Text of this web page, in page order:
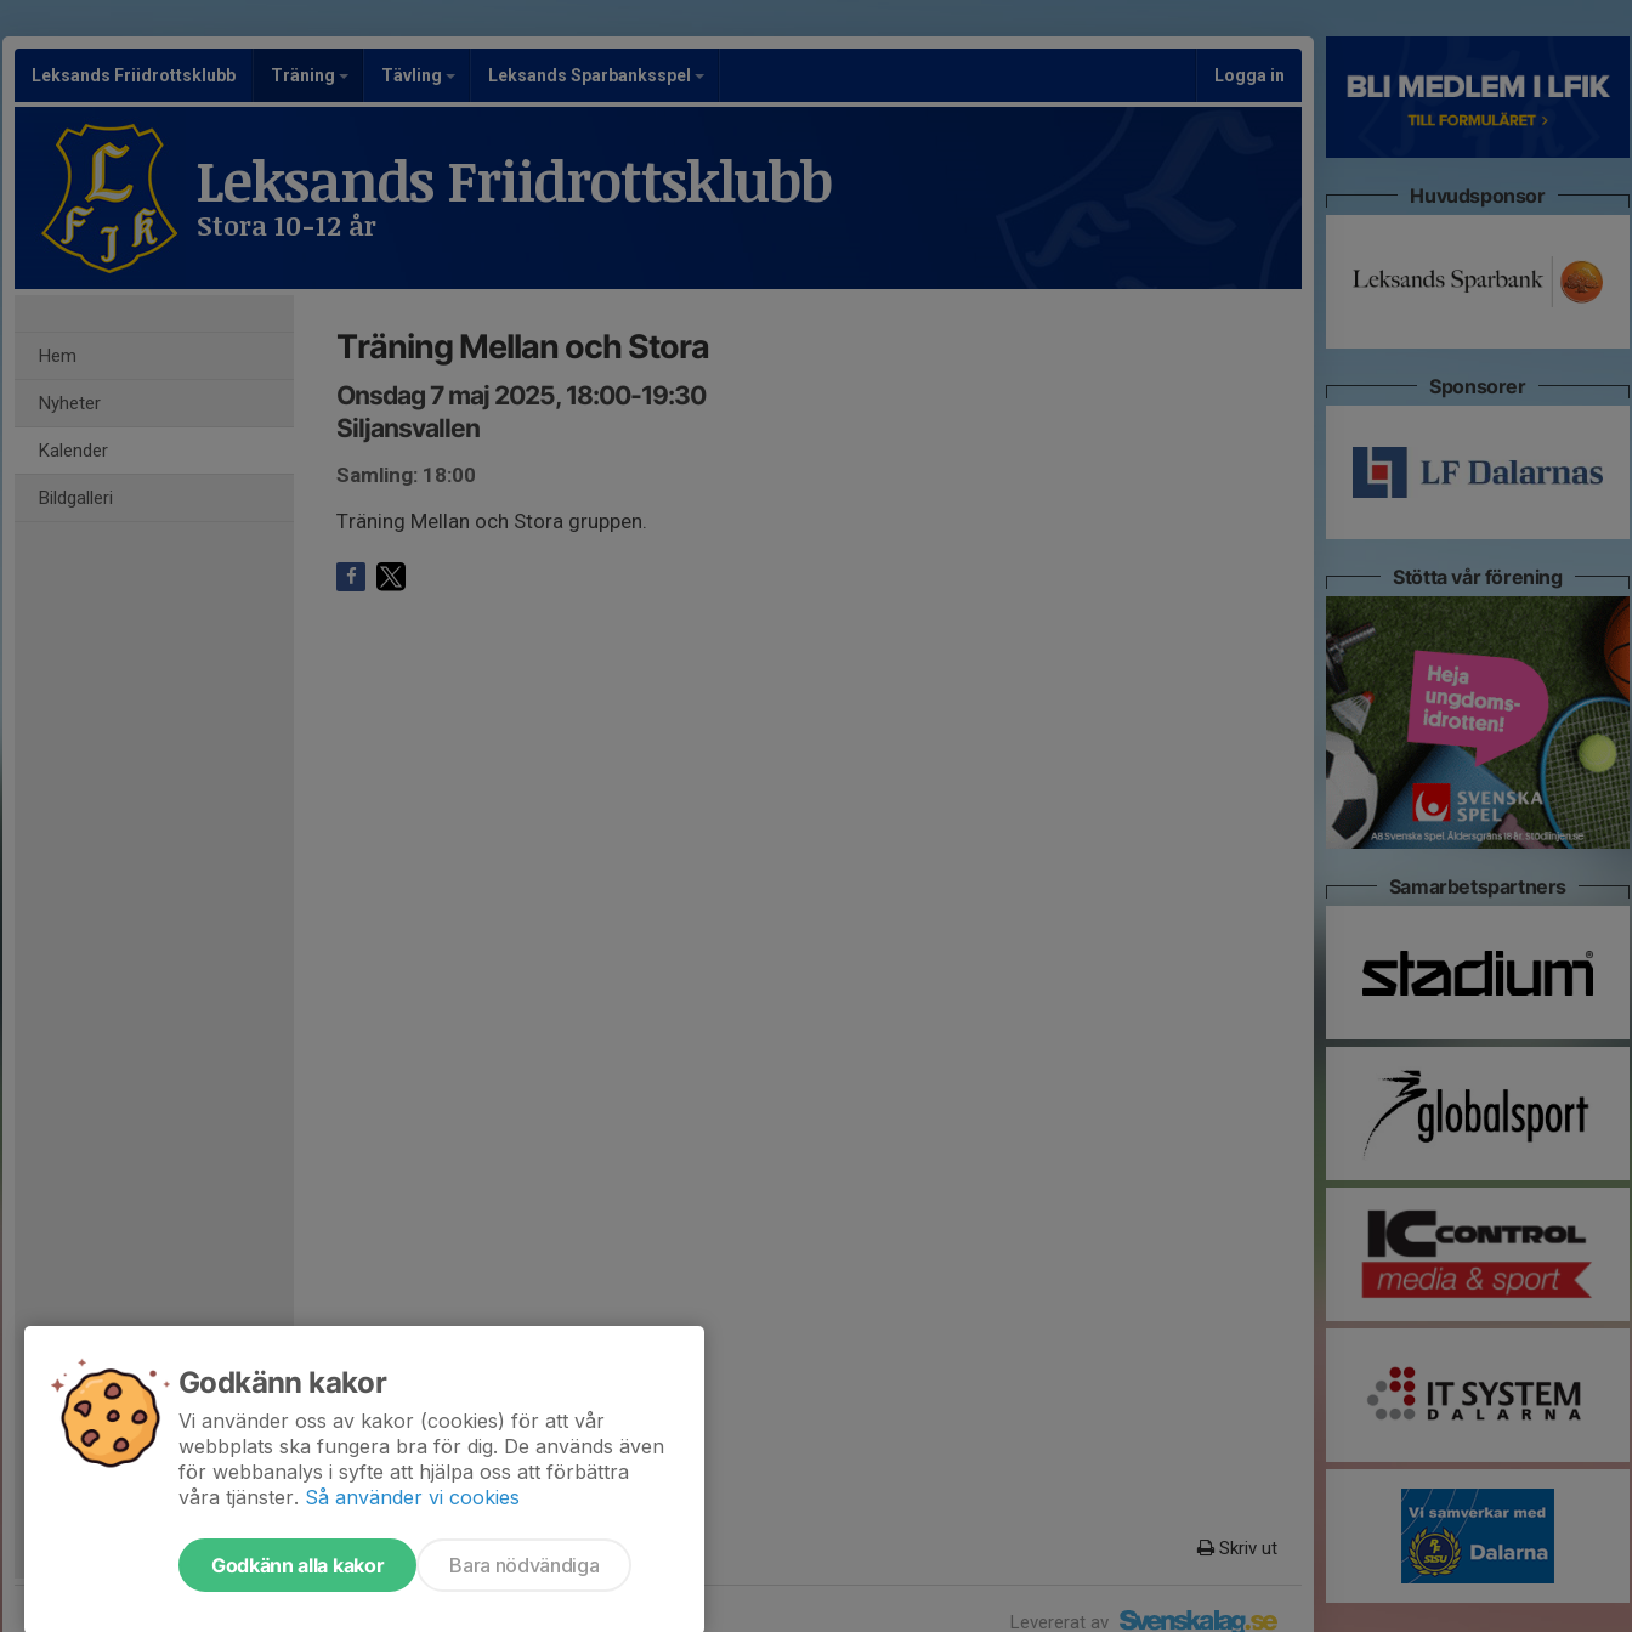
Leksands Friidrottsklubb Träning Tävling Leksands Sparbanksspel Logga in
Leksands Friidrottsklubb
Stora 10-12 år
Hem
Nyheter
Kalender
Bildgalleri
Träning Mellan och Stora
Onsdag 7 maj 2025, 18:00-19:30
Siljansvallen
Samling: 18:00
Träning Mellan och Stora gruppen.
Skriv ut
Levererat av
Huvudsponsor
Sponsorer
Stötta vår förening
Samarbetspartners
Godkänn kakor
Vi använder oss av kakor (cookies) för att vår
webbplats ska fungera bra för dig. De används även
för webbanalys i syfte att hjälpa oss att förbättra
våra tjänster. Så använder vi cookies
Godkänn alla kakor Bara nödvändiga